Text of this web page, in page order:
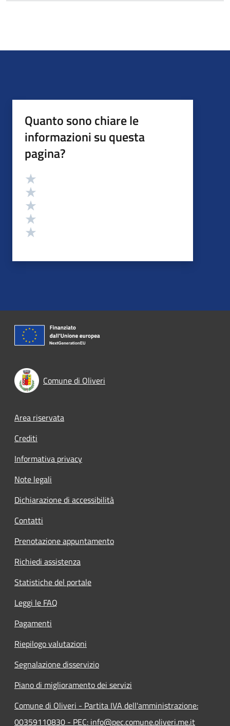
Quanto sono chiare le
informazioni su questa
pagina?
Valutazione
Comune di Oliveri
Footer menu
Area riservata
Crediti
Informativa privacy
Note legali
Dichiarazione di accessibilità
Contatti
Prenotazione appuntamento
Richiedi assistenza
Statistiche del portale
Leggi le FAQ
Pagamenti
Riepilogo valutazioni
Segnalazione disservizio
Piano di miglioramento dei servizi
Comune di Oliveri - Partita IVA dell'amministrazione:
00359110830 - PEC: info@pec.comune.oliveri.me.it